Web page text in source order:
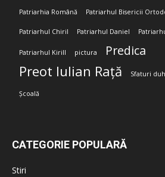
Patriarhia Română Patriarhul Bisericii
Patriarhul Chiril Patriarhul Daniel
Patriarhul Kirill pictura Predica
Preot Iulian Rață Sfaturi
Școală
CATEGORIE POPULARĂ
Stiri